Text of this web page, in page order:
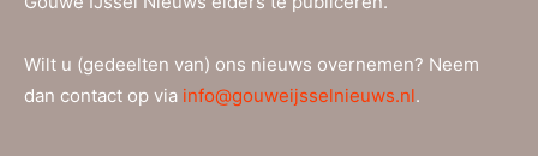
Wilt u (gedeelten van) ons nieuws overnemen? Neem
dan contact op via info@gouweijsselnieuws.nl.